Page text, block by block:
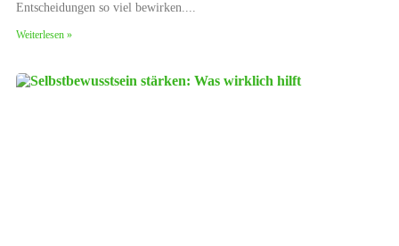
Entscheidungen so viel bewirken.
Weiterlesen »